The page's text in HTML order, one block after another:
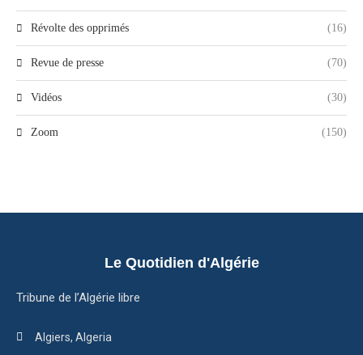
Révolte des opprimés (16)
Revue de presse (70)
Vidéos (30)
Zoom (150)
Le Quotidien d'Algérie
Tribune de l’Algérie libre
Algiers, Algeria